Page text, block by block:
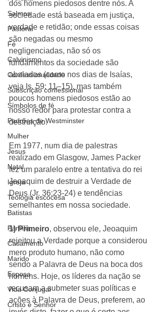
Salmos
Pastoral
Fé
Calvinismo
Confessionalidade
Subscrição confessional
Símbolos de fé
Padrões de Westminster
Mulher
Jesus
Natal
Igreja
Teologia escocesa
Batistas
Família
Casamento
Marido
Esposa
Vida Conjugal
Cristo é Senhor
dos homens piedosos dentre nós. A
sociedade está baseada em justiça,
verdade e retidão; onde essas coisas
são negadas ou mesmo
negligenciadas, não só os
fundamentos da sociedade são
abalados (como nos dias de Isaías,
veja Is. 59: 11–15), mas também
poucos homens piedosos estão ao
nosso redor para protestar contra a
destruição.
Em 1977, num dia de palestras
realizado em Glasgow, James Packer
fez um paralelo entre a tentativa do rei
Jeoaquim de destruir a Verdade de
Deus (Jr. 36:23-24) e tendências
semelhantes em nossa sociedade.
1) Primeiro, observou ele, Jeoaquim
rejeitou a Verdade porque a considerou
mero produto humano, não como
sendo a Palavra de Deus na boca dos
homens. Hoje, os líderes da nação se
recusam a submeter suas políticas e
ações à Palavra de Deus, preferem, ao